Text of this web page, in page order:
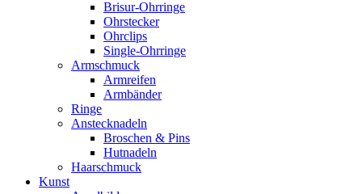
Brisur-Ohrringe
Ohrstecker
Ohrclips
Single-Ohrringe
Armschmuck
Armreifen
Armbänder
Ringe
Anstecknadeln
Broschen & Pins
Hutnadeln
Haarschmuck
Kunst